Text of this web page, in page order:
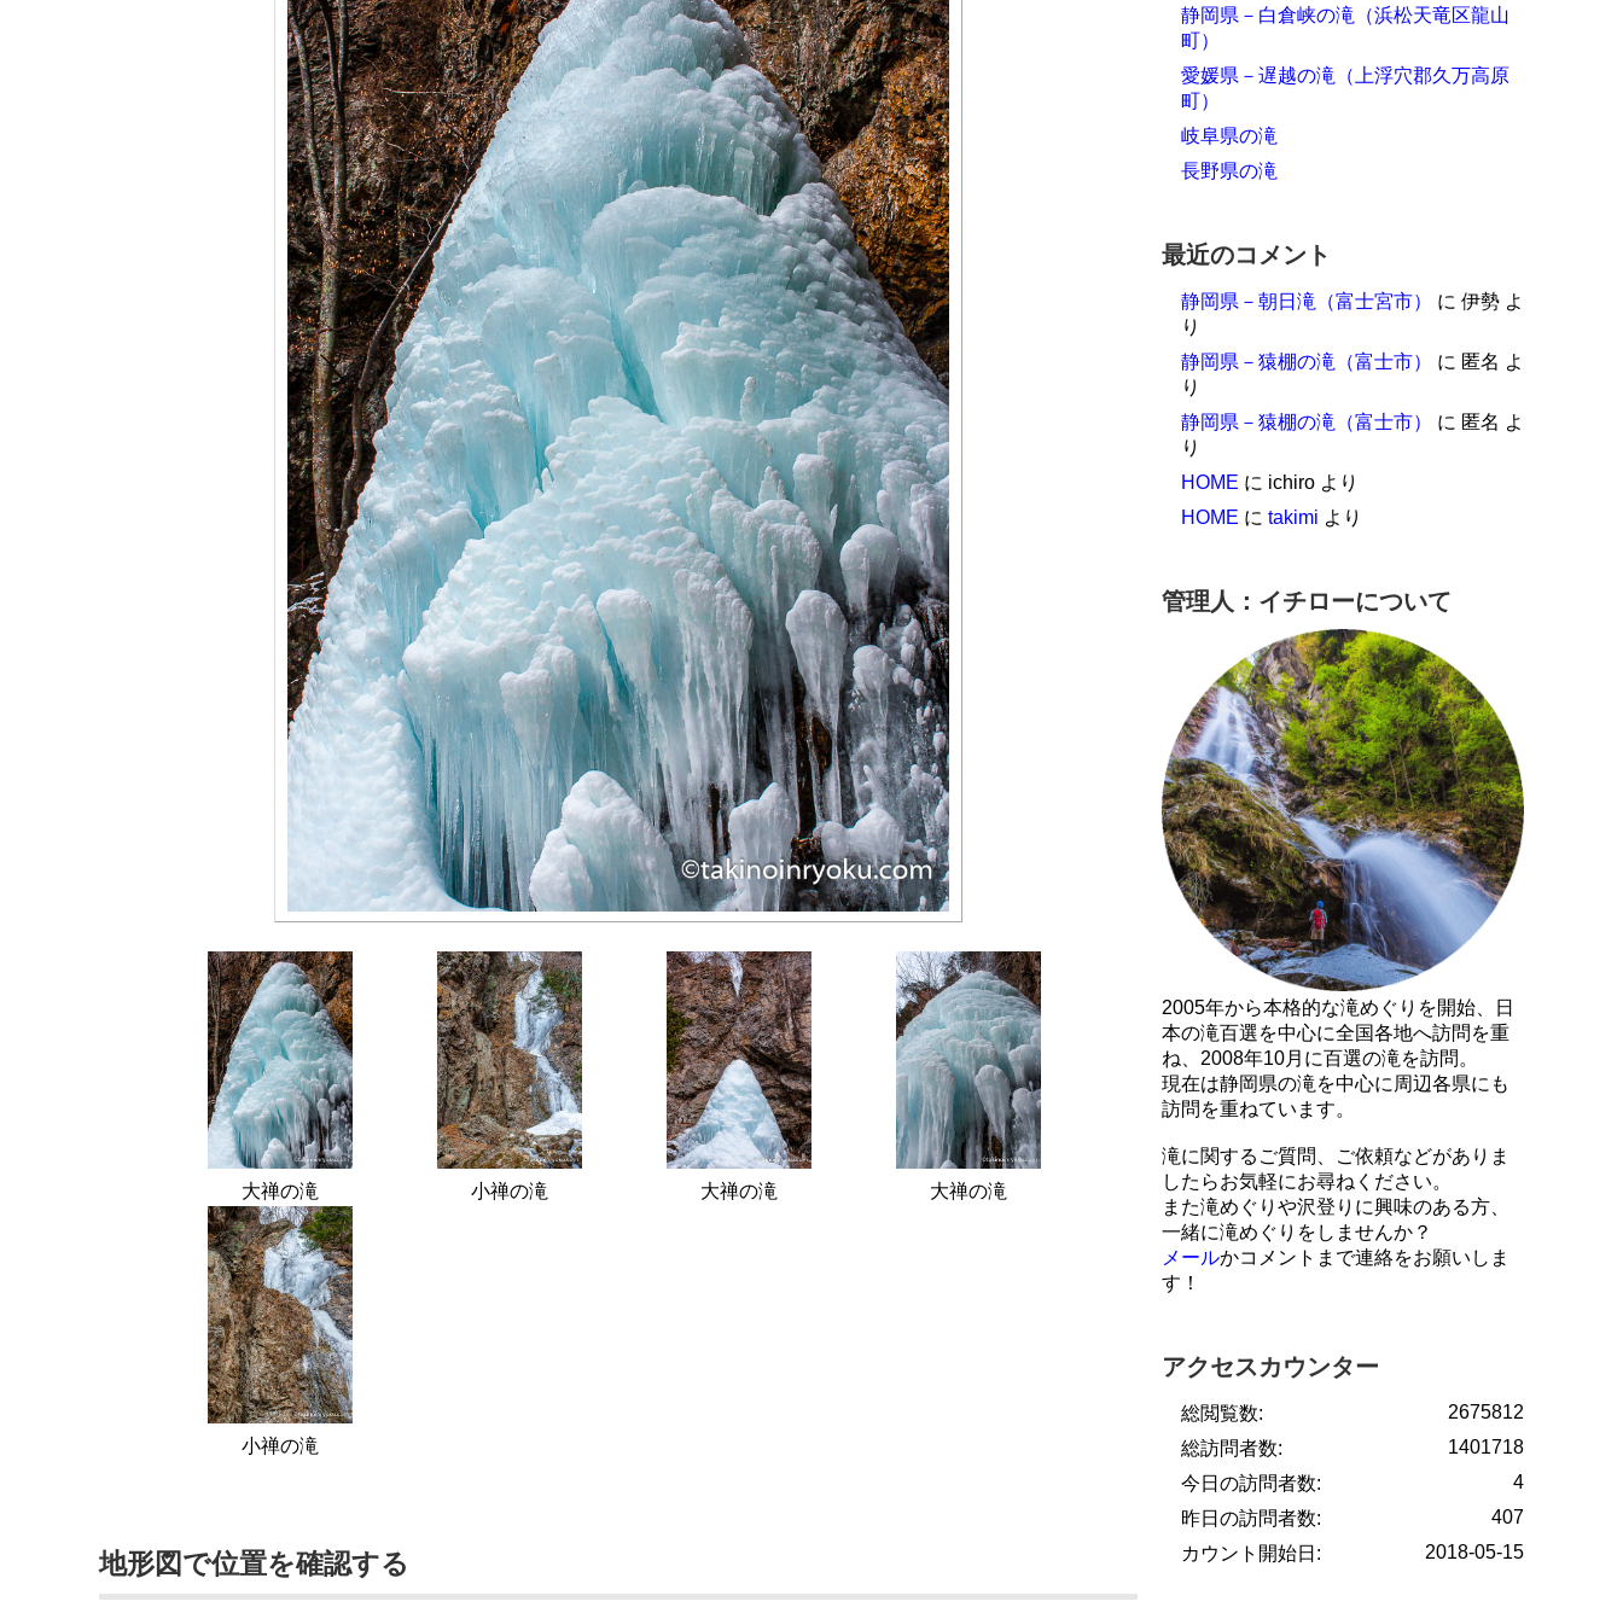
大禅の滝 小禅の滝 大禅の滝 大禅の滝
小禅の滝
地形図で位置を確認する
静岡県－白倉峡の滝（浜松天竜区龍山
町）
愛媛県－遅越の滝（上浮穴郡久万高原
町）
岐阜県の滝
長野県の滝
最近のコメント
静岡県－朝日滝（富士宮市） に 伊勢 よ
り
静岡県－猿棚の滝（富士市）
に 匿名 よ
り
静岡県－猿棚の滝（富士市）
に 匿名 よ
り
HOME に ichiro より
HOME に takimi より
管理人：イチローについて
2005年から本格的な滝めぐりを開始、日
本の滝百選を中心に全国各地へ訪問を重
ね、2008年10月に百選の滝を訪問。
現在は静岡県の滝を中心に周辺各県にも
訪問を重ねています。
滝に関するご質問、ご依頼などがありま
したらお気軽にお尋ねください。
また滝めぐりや沢登りに興味のある方、
一緒に滝めぐりをしませんか？
メールかコメントまで連絡をお願いしま
す！
アクセスカウンター
2675812
総閲覧数:
1401718
総訪問者数:
4
今日の訪問者数:
407
昨日の訪問者数:
2018-05-15
カウント開始日: